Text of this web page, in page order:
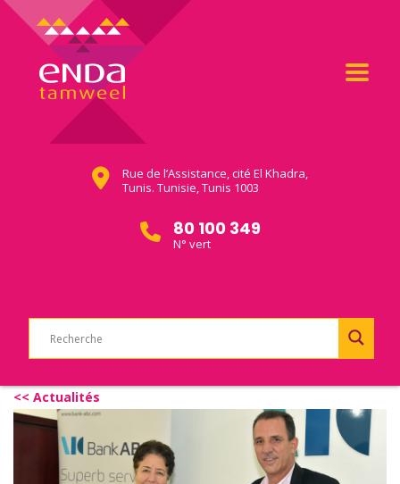
Rue de l’Assistance, cité El Khadra,
Tunis. Tunisie, Tunis 1003
80 100 349
N° vert
<< Actualités